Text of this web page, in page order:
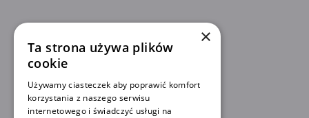
×
Ta strona używa plików
cookie
Używamy ciasteczek aby poprawić komfort
korzystania z naszego serwisu
internetowego i świadczyć usługi na